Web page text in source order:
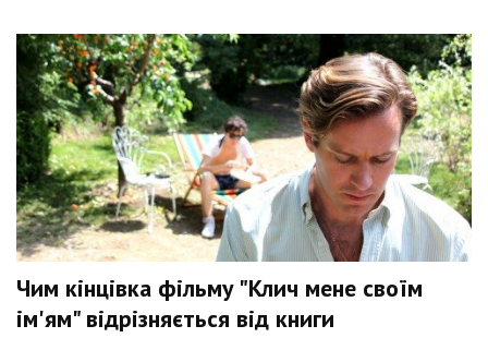
Чим кінцівка фільму "Клич мене своїм
ім'ям" відрізняється від книги